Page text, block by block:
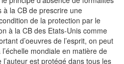
à la CB de prescrire une
de la protection par le
à la CB des Etats-Unis comme
d’oeuvres de l’esprit, on peut
mondiale en matière de
est protégé dans tous les